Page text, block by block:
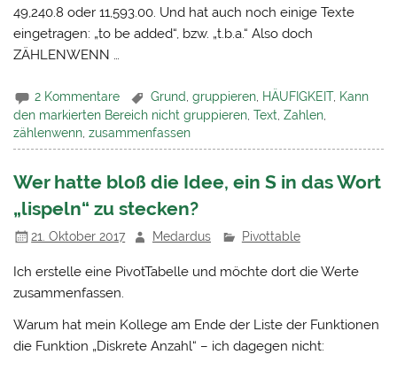
49,240.8 oder 11,593.00. Und hat auch noch einige Texte
eingetragen: „to be added“, bzw. „t.b.a.“ Also doch
ZÄHLENWENN …
2 Kommentare Grund ,gruppieren HÄUFIGKEIT, Kann
den markierten Bereich nicht gruppieren ,Text ,Zahlen
zählenwenn ,zusammenfassen
Wer hatte bloß die Idee, ein S in das Wort
„lispeln“ zu stecken?
21. Oktober 2017 Medardus Pivottable
Ich erstelle eine PivotTabelle und möchte dort die Werte
zusammenfassen.
Warum hat mein Kollege am Ende der Liste der Funktionen
die Funktion „Diskrete Anzahl“ – ich dagegen nicht: